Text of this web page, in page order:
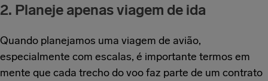
2. Planeje apenas viagem de ida
Quando planejamos uma viagem de avião,
especialmente com escalas, é importante termos em
mente que cada trecho do voo faz parte de um contrato